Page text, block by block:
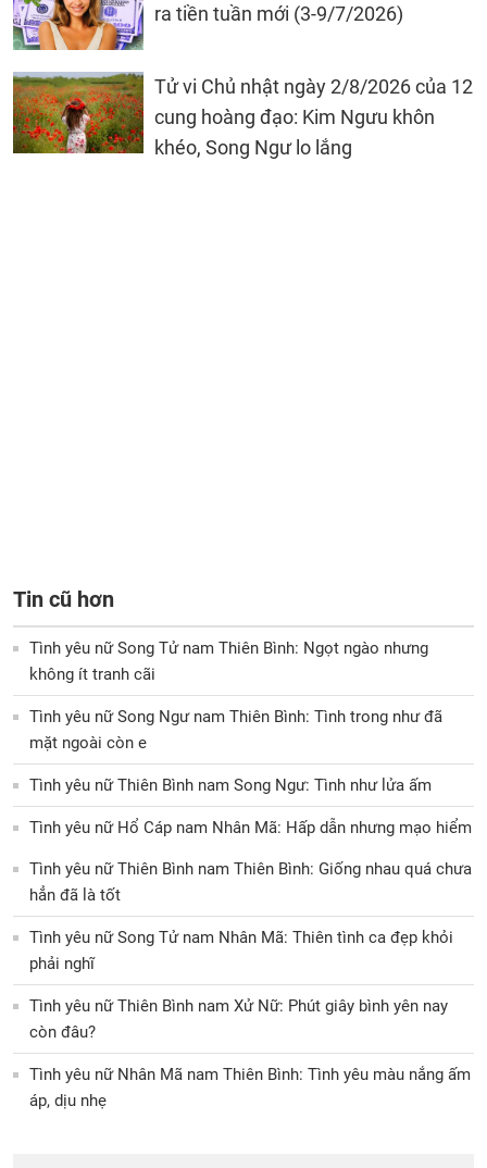
ra tiền tuần mới (3-9/7/2026)
Tử vi Chủ nhật ngày 2/8/2026 của 12
cung hoàng đạo: Kim Ngưu khôn
khéo, Song Ngư lo lắng
Tin cũ hơn
Tình yêu nữ Song Tử nam Thiên Bình: Ngọt ngào nhưng
không ít tranh cãi
Tình yêu nữ Song Ngư nam Thiên Bình: Tình trong như đã
mặt ngoài còn e
Tình yêu nữ Thiên Bình nam Song Ngư: Tình như lửa ấm
Tình yêu nữ Hổ Cáp nam Nhân Mã: Hấp dẫn nhưng mạo hiểm
Tình yêu nữ Thiên Bình nam Thiên Bình: Giống nhau quá chưa
hẳn đã là tốt
Tình yêu nữ Song Tử nam Nhân Mã: Thiên tình ca đẹp khỏi
phải nghĩ
Tình yêu nữ Thiên Bình nam Xử Nữ: Phút giây bình yên nay
còn đâu?
Tình yêu nữ Nhân Mã nam Thiên Bình: Tình yêu màu nắng ấm
áp, dịu nhẹ